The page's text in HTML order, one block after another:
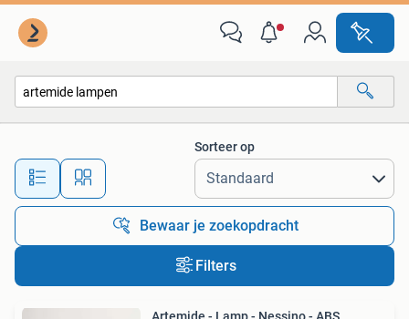
Alle afstanden…
Sorteer op
Bewaar je zoekopdracht
Filters